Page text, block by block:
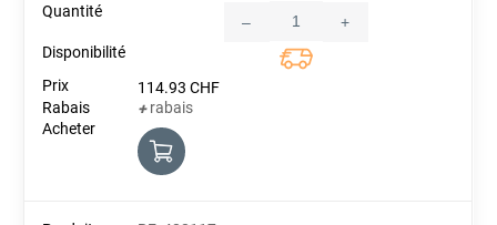
Quantity
– +
114.93CHF
+rabais